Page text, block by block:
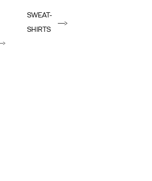
SWEAT-
SHIRTS